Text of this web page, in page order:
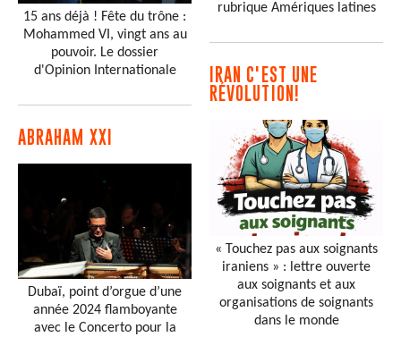
15 ans déjà ! Fête du trône :
Mohammed VI, vingt ans au
pouvoir. Le dossier
d'Opinion Internationale
ABRAHAM XXI
Dubaï, point d’orgue d’une
année 2024 flamboyante
avec le Concerto pour la
rubrique Amériques latines
IRAN C'EST UNE
RÉVOLUTION!
« Touchez pas aux soignants
iraniens » : lettre ouverte
aux soignants et aux
organisations de soignants
dans le monde